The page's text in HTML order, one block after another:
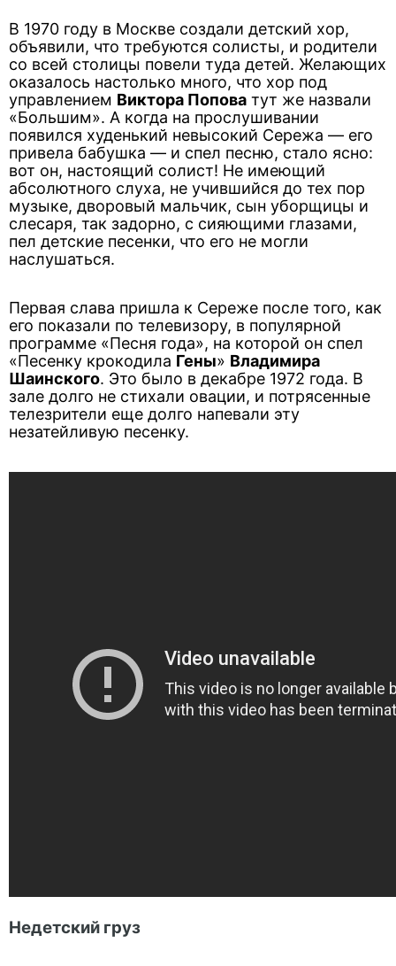
В 1970 году в Москве создали детский хор,
объявили, что требуются солисты, и родители
со всей столицы повели туда детей. Желающих
оказалось настолько много, что хор под
управлением Виктора Попова тут же назвали
«Большим». А когда на прослушивании
появился худенький невысокий Сережа — его
привела бабушка — и спел песню, стало ясно:
вот он, настоящий солист! Не имеющий
абсолютного слуха, не учившийся до тех пор
музыке, дворовый мальчик, сын уборщицы и
слесаря, так задорно, с сияющими глазами,
пел детские песенки, что его не могли
наслушаться.
Первая слава пришла к Сереже после того, как
его показали по телевизору, в популярной
программе «Песня года», на которой он спел
«Песенку крокодила Гены» Владимира
Шаинского. Это было в декабре 1972 года. В
зале долго не стихали овации, и потрясенные
телезрители еще долго напевали эту
незатейливую песенку.
Недетский груз